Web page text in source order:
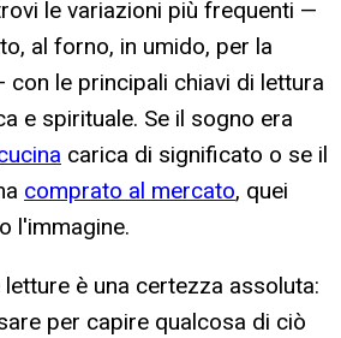
le variazioni più frequenti —
al forno, in umido, per la
le principali chiavi di lettura
e spirituale. Se il sogno era
carica di significato o se il
comprato al mercato, quei
l'immagine.
è una certezza assoluta:
per capire qualcosa di ciò